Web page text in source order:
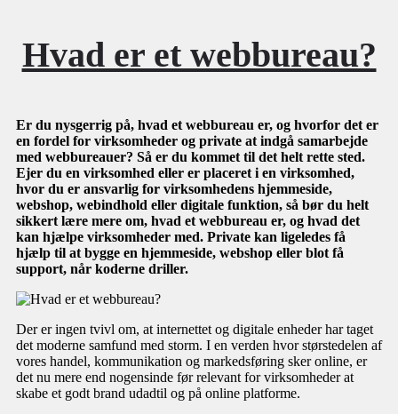
Hvad er et webbureau?
Er du nysgerrig på, hvad et webbureau er, og hvorfor det er
en fordel for virksomheder og private at indgå samarbejde
med webbureauer? Så er du kommet til det helt rette sted.
Ejer du en virksomhed eller er placeret i en virksomhed,
hvor du er ansvarlig for virksomhedens hjemmeside,
webshop, webindhold eller digitale funktion, så bør du helt
sikkert lære mere om, hvad et webbureau er, og hvad det
kan hjælpe virksomheder med. Private kan ligeledes få
hjælp til at bygge en hjemmeside, webshop eller blot få
support, når koderne driller.
Der er ingen tvivl om, at internettet og digitale enheder har taget
det moderne samfund med storm. I en verden hvor størstedelen af
vores handel, kommunikation og markedsføring sker online, er
det nu mere end nogensinde før relevant for virksomheder at
skabe et godt brand udadtil og på online platforme.